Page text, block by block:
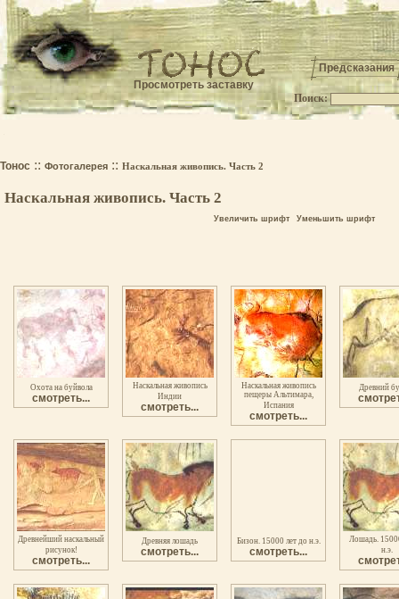
Предсказания
Поиск:
Тонос :: Фотогалерея :: Наскальная живопись. Часть 2
Наскальная живопись. Часть 2
Увеличить шрифт Уменьшить шрифт
Охота на буйвола
смотреть...
Наскальная живопись
Индии
смотреть...
Наскальная живопись
пещеры Альтимара,
Испания
смотреть...
Древний
Древнейший наскальный
рисунок!
смотреть...
Древняя лошадь
смотреть...
Бизон. 15000 лет до н.э.
смотреть...
Лошадь.
н.э.
Просмотреть заставку